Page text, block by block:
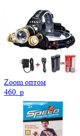
Zoom оптом
460. p